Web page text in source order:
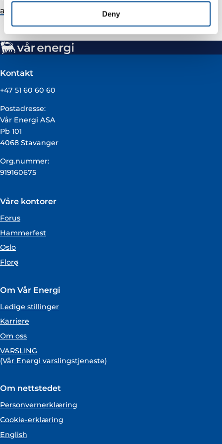
Deny
andreas.wulff@varenergi.no
Kontakt
+47 51 60 60 60
Postadresse:
Vår Energi ASA
Pb 101
4068 Stavanger
Org.nummer:
919160675
Våre kontorer
Forus
Hammerfest
Oslo
Florø
Om Vår Energi
Ledige stillinger
Karriere
Om oss
VARSLING
(Vår Energi varslingstjeneste)
Om nettstedet
Personvernerklæring
Cookie-erklæring
English